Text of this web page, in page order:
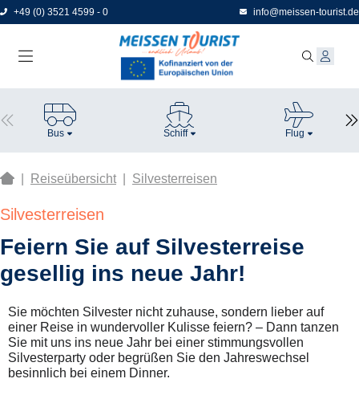
Direkt
zum
+49 (0) 3521 4599 - 0 info@meissen-tourist.de
Bus Schiff Flug
Reiseübersicht Silvesterreisen
Silvesterreisen
Feiern Sie auf Silvesterreise
gesellig ins neue Jahr!
Sie möchten Silvester nicht zuhause, sondern lieber auf
einer Reise in wundervoller Kulisse feiern? – Dann tanzen
Sie mit uns ins neue Jahr bei einer stimmungsvollen
Silvesterparty oder begrüßen Sie den Jahreswechsel
besinnlich bei einem Dinner.